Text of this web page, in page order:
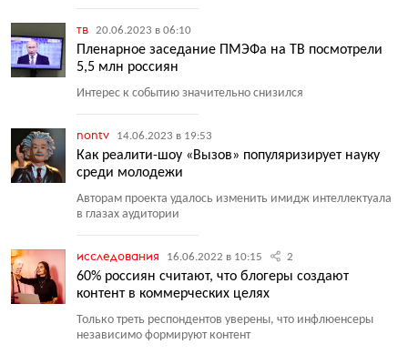
тв 20.06.2023 в 06:10
Пленарное заседание ПМЭФа на ТВ посмотрели
5,5 млн россиян
Интерес к событию значительно снизился
nontv 14.06.2023 в 19:53
Как реалити-шоу «Вызов» популяризирует науку
среди молодежи
Авторам проекта удалось изменить имидж интеллектуала
в глазах аудитории
исследования 16.06.2022 в 10:15 2
60% россиян считают, что блогеры создают
контент в коммерческих целях
Только треть респондентов уверены, что инфлюенсеры
независимо формируют контент